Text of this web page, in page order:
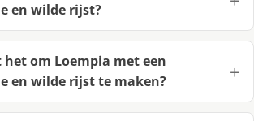
en wilde rijst?
om Loempia met een
en wilde rijst te maken?